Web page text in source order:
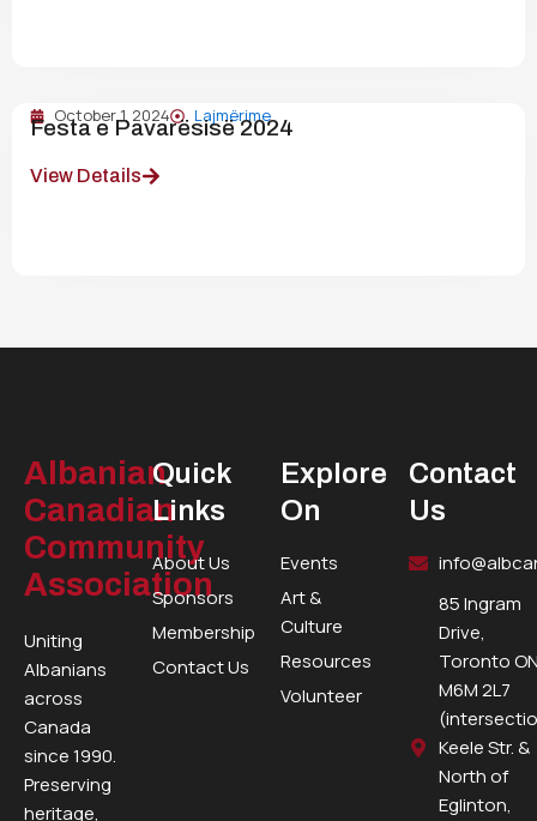
October 1, 2024 Lajmërime
Festa e Pavarësisë 2024
View Details
Albanian
Canadian
Community
Association
Uniting
Albanians
across
Canada
since 1990.
Preserving
heritage,
Quick
Links
About Us
Sponsors
Membership
Contact Us
Explore
On
Events
Art &
Culture
Resources
Volunteer
Contact
Us
85 Ingram
Drive,
Toronto
M6M 2L7
Keele Str. &
North of
Eglinton,